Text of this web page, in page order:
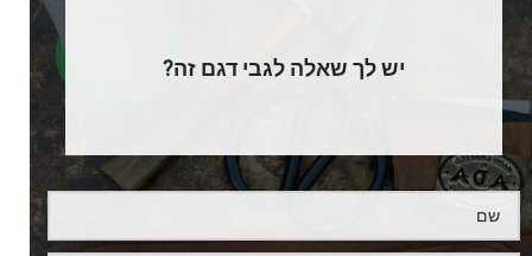
יש לך שאלה לגבי דגם זה?